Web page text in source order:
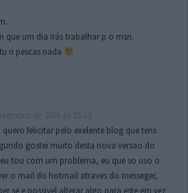
que um dia irás trabalhar p o msn.
n pescas nada
quero felicitar pelo exelente blog que tens
gostei muito desta nova versao do
eu tou com um problema, eu que so uso o
o mail do hotmail atraves do messeger,
se e possivel alterar algo para este em vez